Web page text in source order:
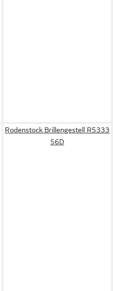
Rodenstock Brillengestell R5333
56D